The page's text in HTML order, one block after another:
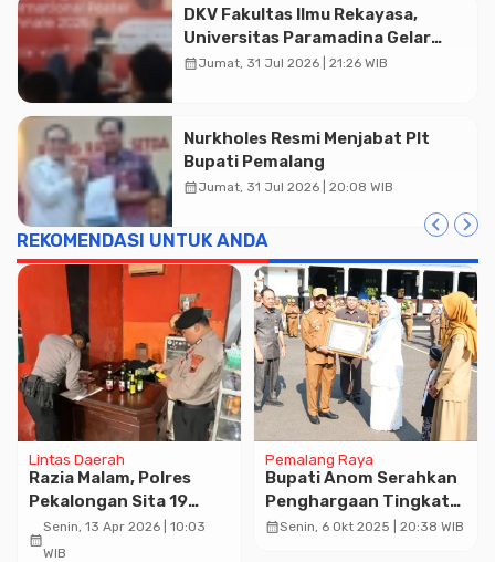
DKV Fakultas Ilmu Rekayasa,
Universitas Paramadina Gelar
Diskusi Desain
calendar_monthJumat, 31 Jul 2026 | 21:26 WIB
Nurkholes Resmi Menjabat Plt
Bupati Pemalang
calendar_monthJumat, 31 Jul 2026 | 20:08 WIB
REKOMENDASI UNTUK ANDA
Lintas Daerah
Razia Malam, Polres
Pekalongan Sita 19
Botol Miras dari Dua
Lokasi
calendar_month
Senin, 13 Apr 2026 | 10:03
WIB
Pemalang Raya
Bupati Anom Serahkan
Penghargaan Tingkat
Nasional
calendar_monthSenin, 6 Okt 2025 | 20:38 WIB